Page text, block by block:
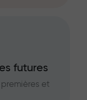
futures
et